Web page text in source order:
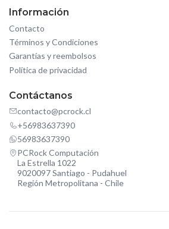
Información
Contacto
Términos y Condiciones
Garantías y reembolsos
Política de privacidad
Contáctanos
contacto@pcrock.cl
+56983637390
56983637390
PCRock Computación
La Estrella 1022
9020097 Santiago - Pudahuel
Región Metropolitana - Chile